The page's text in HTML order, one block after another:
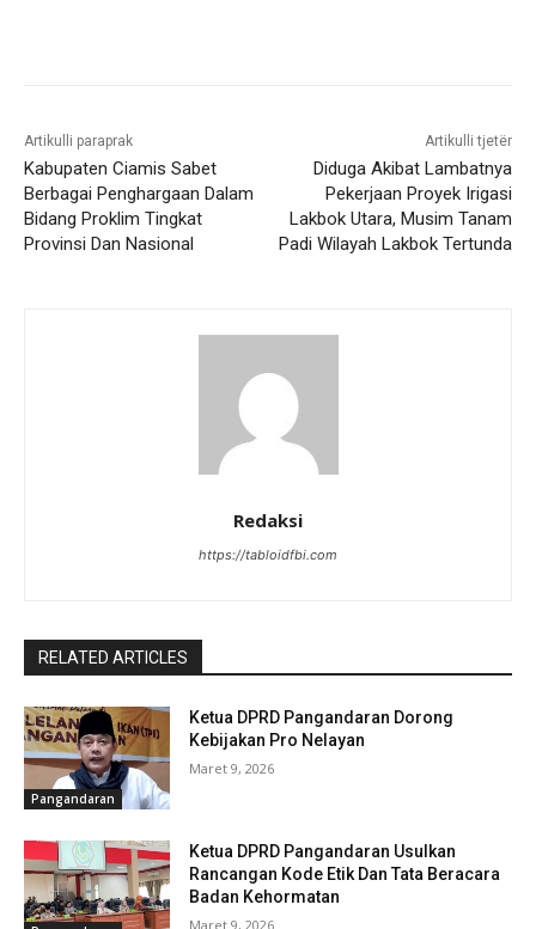
Artikulli paraprak
Kabupaten Ciamis Sabet
Berbagai Penghargaan Dalam
Bidang Proklim Tingkat
Provinsi Dan Nasional
Artikulli tjetër
Diduga Akibat Lambatnya
Pekerjaan Proyek Irigasi
Lakbok Utara, Musim Tanam
Padi Wilayah Lakbok Tertunda
Redaksi
https://tabloidfbi.com
RELATED ARTICLES
Pangandaran
Ketua DPRD Pangandaran Dorong
Kebijakan Pro Nelayan
Maret 9, 2026
Ketua DPRD Pangandaran Usulkan
Rancangan Kode Etik Dan Tata Beracara
Badan Kehormatan
Maret 9, 2026